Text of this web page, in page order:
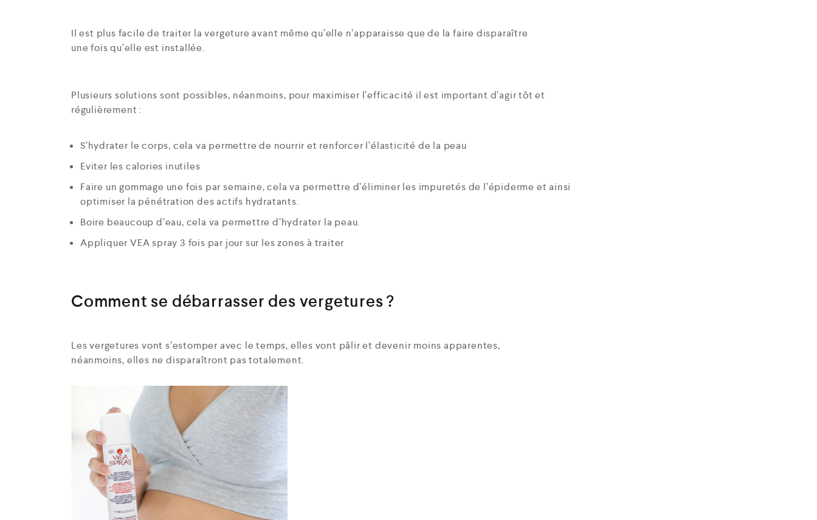
Il est plus facile de traiter la vergeture avant même qu’elle n’apparaisse que de la faire disparaître
une fois qu’elle est installée.
Plusieurs solutions sont possibles, néanmoins, pour maximiser l’efficacité il est important d’agir tôt et
régulièrement :
S’hydrater le corps, cela va permettre de nourrir et renforcer l’élasticité de la peau
Eviter les calories inutiles
Faire un gommage une fois par semaine, cela va permettre d’éliminer les impuretés de l’épiderme et ainsi
optimiser la pénétration des actifs hydratants.
Boire beaucoup d’eau, cela va permettre d’hydrater la peau.
Appliquer VEA spray 3 fois par jour sur les zones à traiter
Comment se débarrasser des vergetures ?
Les vergetures vont s’estomper avec le temps, elles vont pâlir et devenir moins apparentes,
néanmoins, elles ne disparaîtront pas totalement.